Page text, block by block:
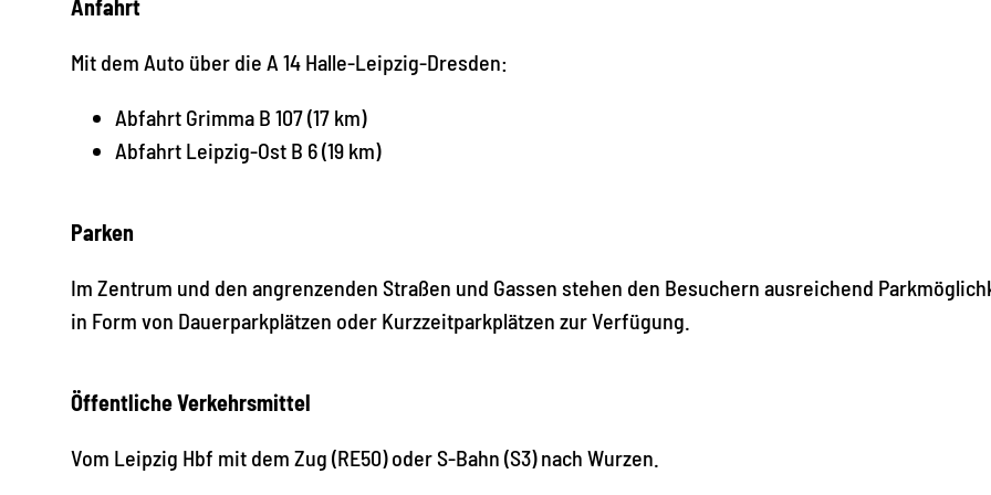
Anfahrt
Mit dem Auto über die A 14 Halle-Leipzig-Dresden:
Abfahrt Grimma B 107 (17 km)
Abfahrt Leipzig-Ost B 6 (19 km)
Parken
Im Zentrum und den angrenzenden Straßen und Gassen stehen den Besuchern ausreichend
in Form von Dauerparkplätzen oder Kurzzeitparkplätzen zur Verfügung.
Öffentliche Verkehrsmittel
Vom Leipzig Hbf mit dem Zug (RE50) oder S-Bahn (S3) nach Wurzen.